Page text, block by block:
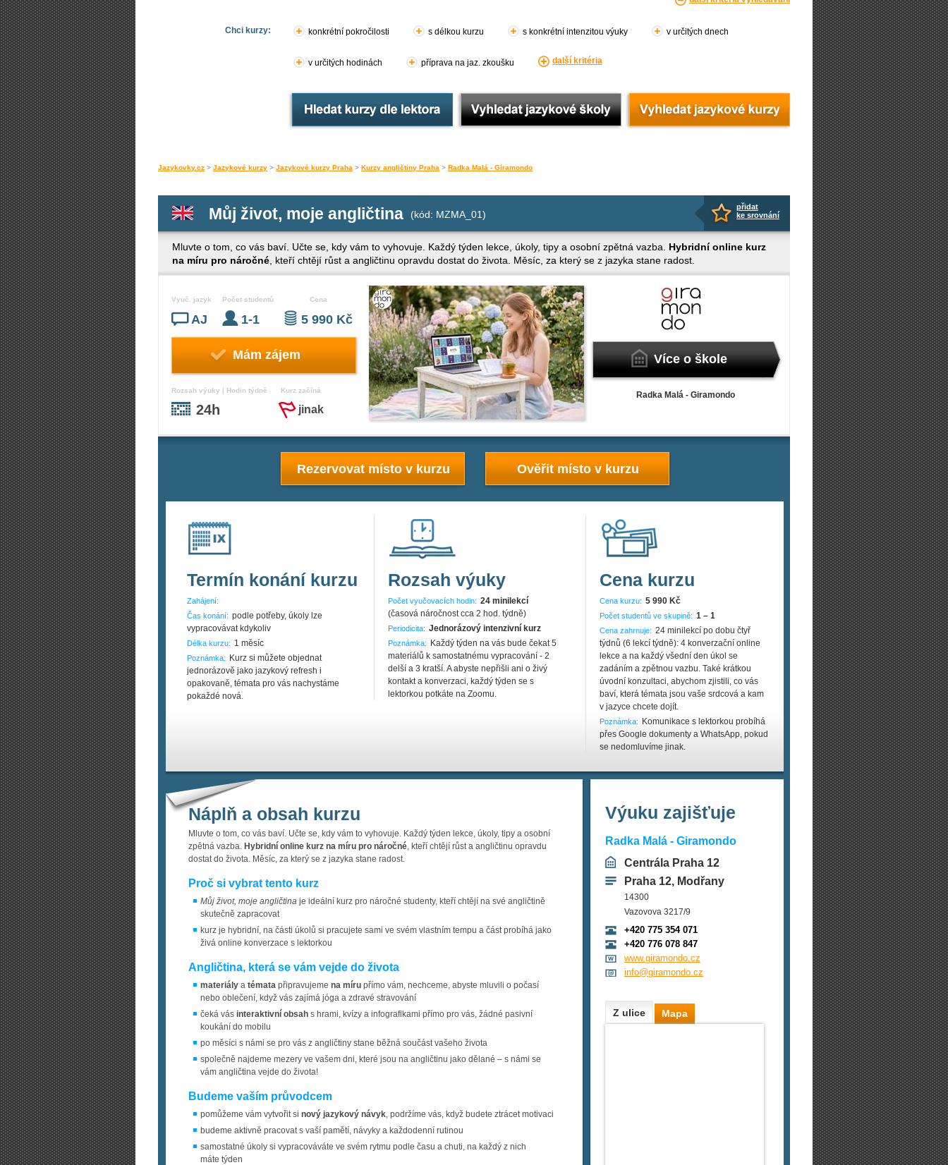
Chci kurzy: konkrétní pokročilosti s délkou kurzu s konkrétní intenzitou výuky v určitých dnech
v určitých hodinách příprava na jaz. zkoušku další kritéria
Jazykovky.cz > Jazykové kurzy > Jazykové kurzy Praha > Kurzy angličtiny Praha > Radka Malá - Giramondo
přidat
ke srovnání
Můj život, moje angličtina (kód: MZMA_01)
Mluvte o tom, co vás baví. Učte se, kdy vám to vyhovuje. Každý týden lekce, úkoly, tipy a osobní zpětná vazba. Hybridní online kurz
na míru pro náročné , kteří chtějí růst a angličtinu opravdu dostat do života. Měsíc, za který se z jazyka stane radost.
Vyuč. jazyk
AJ
Počet studentů
1-1
Cena
5 990 Kč
Mám zájem
Rozsah výuky | Hodin týdně
24h
Kurz začíná
jinak
Více o škole
Radka Malá - Giramondo
Rezervovat místo v kurzu Ověřit místo v kurzu
Termín konání kurzu
Zahájení:
Čas konání: podle potřeby, úkoly lze
vypracovávat kdykoliv
Délka kurzu: 1 měsíc
Poznámka:
Kurz si můžete objednat
jednorázově jako jazykový refresh i
opakovaně, témata pro vás nachystáme
pokaždé nová.
Rozsah výuky
Počet vyučovacích hodin: 24 minilekcí
(časová náročnost cca 2 hod. týdně)
Periodicita: Jednorázový intenzivní kurz
Poznámka:
Každý týden na vás bude čekat 5
materiálů k samostatnému vypracování - 2
delší a 3 kratší. A abyste nepřišli ani o živý
kontakt a konverzaci, každý týden se s
lektorkou potkáte na Zoomu.
Cena kurzu
Cena kurzu: 5 990 Kč
Počet studentů ve skupině: 1 – 1
Cena zahrnuje: 24 minilekcí po dobu čtyř
týdnů (6 lekcí týdně): 4 konverzační online
lekce a na každý všední den úkol se
zadáním a zpětnou vazbu. Také krátkou
úvodní konzultaci, abychom zjistili, co vás
baví, která témata jsou vaše srdcová a kam
v jazyce chcete dojít.
Poznámka:
Komunikace s lektorkou probíhá
přes Google dokumenty a WhatsApp, pokud
se nedomluvíme jinak.
Náplň a obsah kurzu
Mluvte o tom, co vás baví. Učte se, kdy vám to vyhovuje. Každý týden lekce, úkoly, tipy a osobní
zpětná vazba. Hybridní online kurz na míru pro náročné, kteří chtějí růst a angličtinu opravdu
dostat do života. Měsíc, za který se z jazyka stane radost.
Proč si vybrat tento kurz
Můj život, moje angličtina je ideální kurz pro náročné studenty, kteří chtějí na své angličtině
skutečně zapracovat
kurz je hybridní, na části úkolů si pracujete sami ve svém vlastním tempu a část probíhá jako
živá online konverzace s lektorkou
Angličtina, která se vám vejde do života
materiály a témata připravujeme na míru přímo vám, nechceme, abyste mluvili o počasí
nebo oblečení, když vás zajímá jóga a zdravé stravování
čeká vás interaktivní obsah s hrami, kvízy a infografikami přímo pro vás, žádné pasivní
koukání do mobilu
po měsíci s námi se pro vás z angličtiny stane běžná součást vašeho života
společně najdeme mezery ve vašem dni, které jsou na angličtinu jako dělané – s námi se
vám angličtina vejde do života!
Budeme vaším průvodcem
pomůžeme vám vytvořit si nový jazykový návyk, podržíme vás, když budete ztrácet motivaci
budeme aktivně pracovat s vaší pamětí, návyky a každodenní rutinou
samostatné úkoly si vypracováváte ve svém rytmu podle času a chuti, na každý z nich
máte týden
Výuku zajišťuje
Radka Malá - Giramondo
Centrála Praha 12
Praha 12, Modřany
14300
Vazovova 3217/9
+420 775 354 071
+420 776 078 847
www.giramondo.cz
info@giramondo.cz
Z ulice Mapa